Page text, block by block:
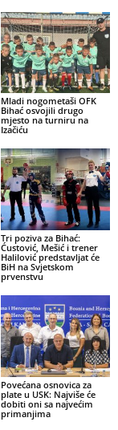
Mladi nogometaši OFK
Bihać osvojili drugo
mjesto na turniru na
Izačiću
Tri poziva za Bihać:
Ćustović, Mešić i trener
Halilović predstavljat će
BiH na Svjetskom
prvenstvu
Povećana osnovica za
plate u USK: Najviše će
dobiti oni sa najvećim
primanjima